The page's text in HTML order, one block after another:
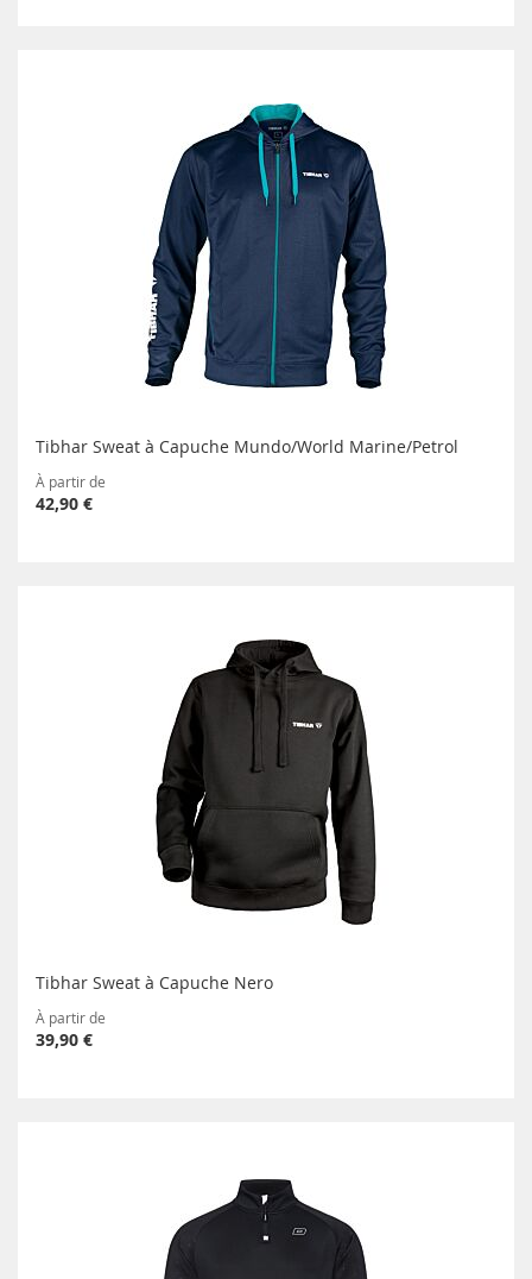
Tibhar Sweat à Capuche Mundo/World Marine/Petrol
À partir de
42,90 €
Tibhar Sweat à Capuche Nero
À partir de
39,90 €